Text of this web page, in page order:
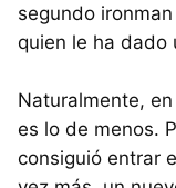
segundo
quien le ha dado
Naturalmente,
es lo de menos.
consiguió entrar